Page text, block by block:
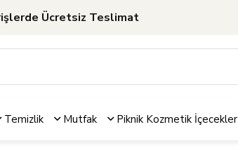
Ücretsiz Teslimat
Temizlik Mutfak Piknik Kozmetik İçecekler